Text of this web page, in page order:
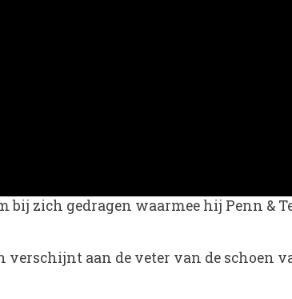
zich gedragen waarmee hij Penn &
aan de veter van de schoen